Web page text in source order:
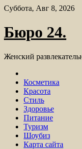
Skip
content
Суббота, Авг 8, 2026
Бюро 24.
Женский
Косметика
Красота
Стиль
Здоровье
Питание
Туризм
Шоубиз
Карта сайта